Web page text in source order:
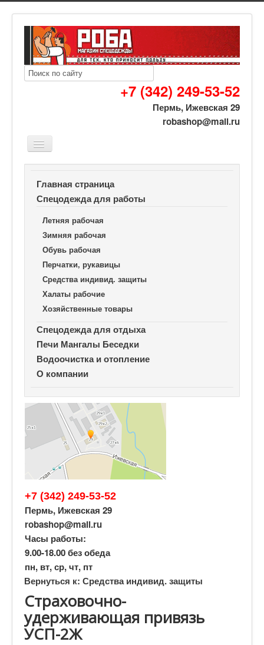
+7 (342) 249-53-52
Пермь, Ижевская 29
robashop@mail.ru
Средства индивид. защиты
Страховочно-удерживающая привязь УСП-2Ж
Главная страница
Спецодежда для работы
Летняя рабочая
Зимняя рабочая
Обувь рабочая
Перчатки, рукавицы
Средства индивид. защиты
Халаты рабочие
Хозяйственные товары
Спецодежда для отдыха
Печи Мангалы Беседки
Водоочистка и отопление
О компании
+7 (342) 249-53-52
Пермь, Ижевская 29
robashop@mail.ru
Часы работы:
9.00-18.00 без обеда
пн, вт, ср, чт, пт
Вернуться к: Средства индивид. защиты
Страховочно-
удерживающая привязь
УСП-2Ж